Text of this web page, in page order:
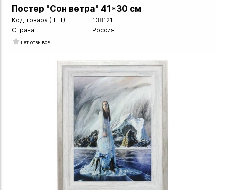
Постер "Сон ветра" 41*30 см
Код товара (ПНТ):
138121
Страна:
Россия
нет отзывов